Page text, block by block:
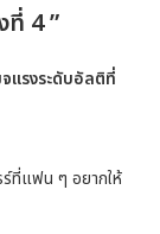
ที่ 4 ”
แรงระดับอัลติที่
ที่แฟน ๆ อยากให้